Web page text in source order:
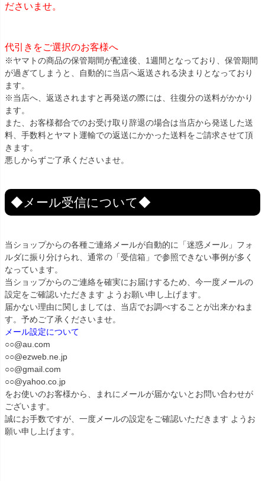
ださいませ。
代引きをご選択のお客様へ
※ヤマトの商品の保管期間が配達後、1週間となっており、保管期間
が過ぎてしまうと、自動的に当店へ返送される決まりとなっており
ます。
※当店へ、返送されますと再発送の際には、往復分の送料がかかり
ます。
また、お客様都合でのお受け取り辞退の場合は当店から発送した送
料、手数料とヤマト運輸での返送にかかった送料をご請求させて頂
きます。
悪しからずご了承くださいませ。
◆メール受信について◆
当ショップからの各種ご連絡メールが自動的に「迷惑メール」フォ
ルダに振り分けられ、通常の「受信箱」で参照できない事例が多く
なっています。
当ショップからのご連絡を確実にお届けするため、今一度メールの
設定をご確認いただきます ようお願い申し上げます。
届かない理由に関しましては、当店でお調べすることが出来かねま
す。予めご了承くださいませ。
メール設定について
○○@au.com
○○@ezweb.ne.jp
○○@gmail.com
○○@yahoo.co.jp
をお使いのお客様から、まれにメールが届かないとお問い合わせが
ございます。
誠にお手数ですが、一度メールの設定をご確認いただきます ようお
願い申し上げます。